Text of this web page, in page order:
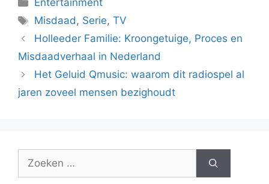
Entertainment
Tags
Misdaad, Serie,TV
Holleeder Familie: Kroongetuige, Proces en
Misdaadverhaal in Nederland
Het Geluid Qmusic: waarom dit radiospel al
jaren zoveel mensen bezighoudt
Zoek